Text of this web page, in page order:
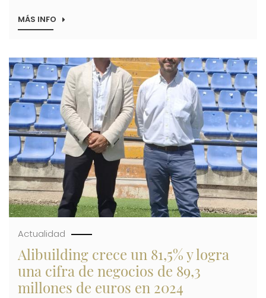
MÁS INFO SOBRE
LICENCIAS
DE
CONSTRUCCIÓN
DE
LAS
PROMOCIONES
DE
SAN
JUAN
Y
FINESTRAT
QUE
SUMAN
227
NUEVAS
VIVIENDAS
Imagen
Actualidad
Alibuilding crece un 81,5% y logra
una cifra de negocios de 89,3
millones de euros en 2024